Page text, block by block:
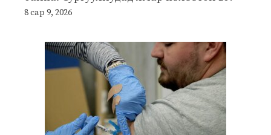
8 сар 9, 2026